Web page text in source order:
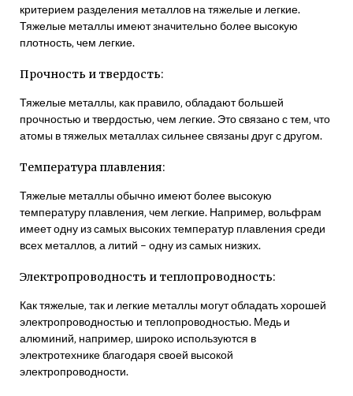
критерием разделения металлов на тяжелые и легкие.
Тяжелые металлы имеют значительно более высокую
плотность‚ чем легкие.
Прочность и твердость:
Тяжелые металлы‚ как правило‚ обладают большей
прочностью и твердостью‚ чем легкие. Это связано с тем‚ что
атомы в тяжелых металлах сильнее связаны друг с другом.
Температура плавления:
Тяжелые металлы обычно имеют более высокую
температуру плавления‚ чем легкие. Например‚ вольфрам
имеет одну из самых высоких температур плавления среди
всех металлов‚ а литий – одну из самых низких.
Электропроводность и теплопроводность:
Как тяжелые‚ так и легкие металлы могут обладать хорошей
электропроводностью и теплопроводностью. Медь и
алюминий‚ например‚ широко используются в
электротехнике благодаря своей высокой
электропроводности.